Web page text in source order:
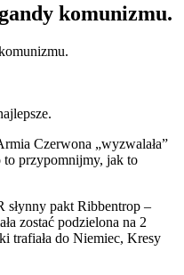
komunizmu.
Czerwona „wyzwalała”
to przypomnijmy, jak to
słynny pakt Ribbentrop –
zostać podzielona na 2
trafiała do Niemiec, Kresy